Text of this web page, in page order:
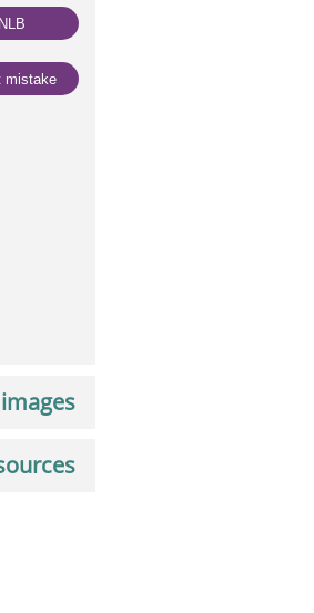
mistake